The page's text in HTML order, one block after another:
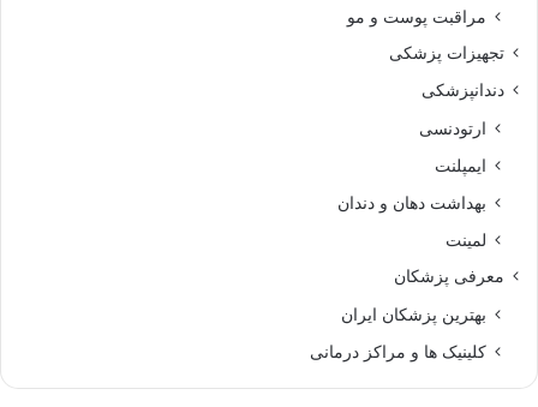
مراقبت پوست و مو
تجهیزات پزشکی
دندانپزشکی
ارتودنسی
ایمپلنت
بهداشت دهان و دندان
لمینت
معرفی پزشکان
بهترین پزشکان ایران
کلینیک ها و مراکز درمانی